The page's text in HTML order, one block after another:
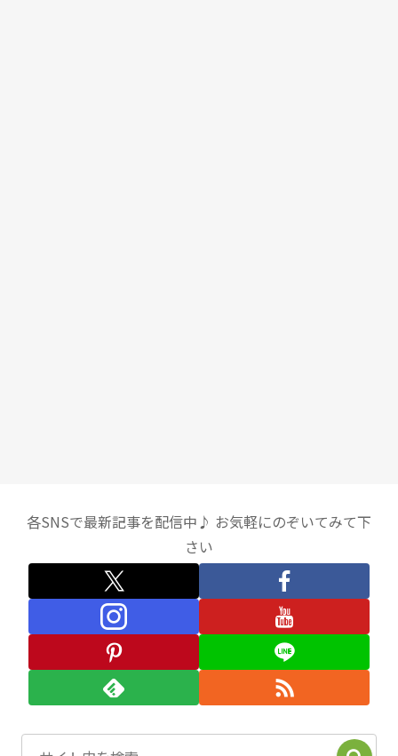
各SNSで最新記事を配信中♪ お気軽にのぞいてみて下
さい